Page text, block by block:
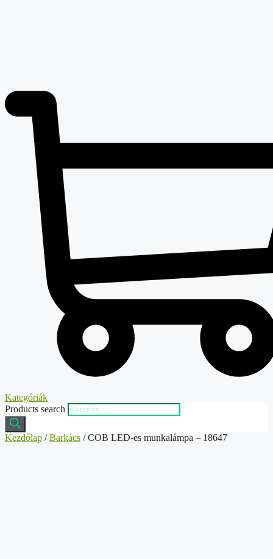
Kategóriák
Products search
Kezdőlap /Barkács / COB LED-es munkalámpa – 18647